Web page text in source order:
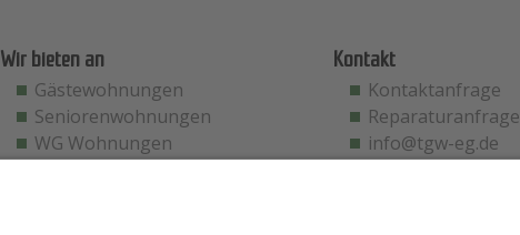
Wir bieten an
Gästewohnungen
Seniorenwohnungen
WG Wohnungen
Kontakt
Kontaktanfrage
Reparaturanfrage
info@tgw-eg.de